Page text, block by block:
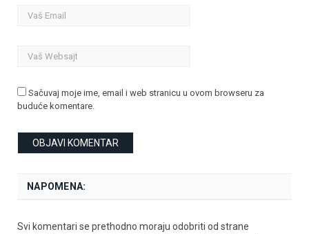
Sačuvaj moje ime, email i web stranicu u ovom browseru za
buduće komentare.
NAPOMENA:
Svi komentari se prethodno moraju odobriti od strane